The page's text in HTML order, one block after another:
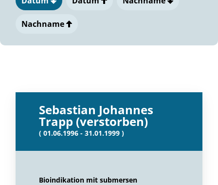
Nachname
Sebastian Johannes
Trapp (verstorben)
( 01.06.1996 - 31.01.1999 )
Bioindikation mit submersen